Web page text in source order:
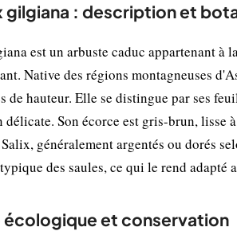
gilgiana : description et
est un arbuste caduc appartenant à
Native des régions montagneuses
de hauteur. Elle se distingue par ses
délicate. Son écorce est gris-brun, lisse
généralement argentés ou dorés
des saules, ce qui le rend adapté
écologique et conservation